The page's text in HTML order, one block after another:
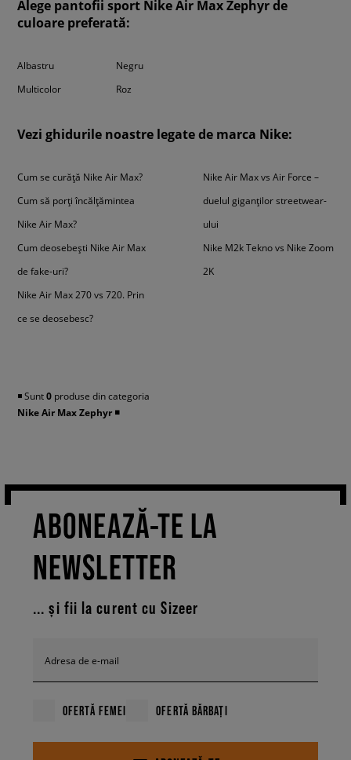
Alege pantofii sport Nike Air Max Zephyr de
culoare preferată:
Albastru
Multicolor
Negru
Roz
Vezi ghidurile noastre legate de marca Nike:
Cum se curăță Nike Air Max?
Cum să porți încălțămintea
Nike Air Max?
Cum deosebești Nike Air Max
de fake-uri?
Nike Air Max 270 vs 720. Prin
ce se deosebesc?
Nike Air Max vs Air Force –
duelul giganților streetwear-
ului
Nike M2k Tekno vs Nike Zoom
2K
◾️ Sunt0 produse din categoria
Nike Air Max Zephyr ◾️
ABONEAZĂ-TE LA
NEWSLETTER
... și fii la curent cu Sizeer
Adresa de e-mail
OFERTĂ FEMEI OFERTĂ BĂRBAȚI